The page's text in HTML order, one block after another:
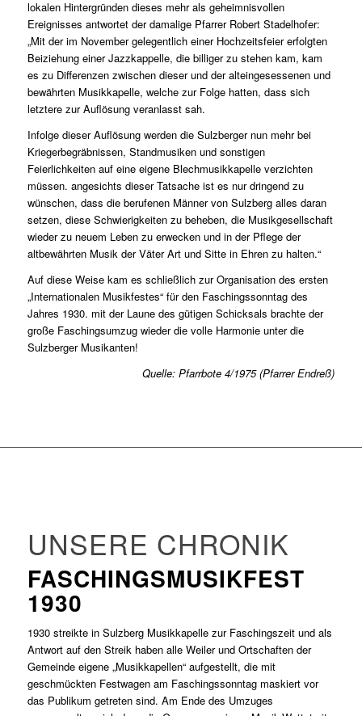
lokalen Hintergründen dieses mehr als geheimnisvollen
Ereignisses antwortet der damalige Pfarrer Robert Stadelhofer:
„Mit der im November gelegentlich einer Hochzeitsfeier erfolgten
Beiziehung einer Jazzkappelle, die billiger zu stehen kam, kam
es zu Differenzen zwischen dieser und der alteingesessenen und
bewährten Musikkapelle, welche zur Folge hatten, dass sich
letztere zur Auflösung veranlasst sah.
Infolge dieser Auflösung werden die Sulzberger nun mehr bei
Kriegerbegräbnissen, Standmusiken und sonstigen
Feierlichkeiten auf eine eigene Blechmusikkapelle verzichten
müssen. angesichts dieser Tatsache ist es nur dringend zu
wünschen, dass die berufenen Männer von Sulzberg alles daran
setzen, diese Schwierigkeiten zu beheben, die Musikgesellschaft
wieder zu neuem Leben zu erwecken und in der Pflege der
altbewährten Musik der Väter Art und Sitte in Ehren zu halten.“
Auf diese Weise kam es schließlich zur Organisation des ersten
„Internationalen Musikfestes“ für den Faschingssonntag des
Jahres 1930. mit der Laune des gütigen Schicksals brachte der
große Faschingsumzug wieder die volle Harmonie unter die
Sulzberger Musikanten!
Quelle: Pfarrbote 4/1975 (Pfarrer Endreß)
UNSERE CHRONIK
FASCHINGSMUSIKFEST
1930
1930 streikte in Sulzberg Musikkapelle zur Faschingszeit und als
Antwort auf den Streik haben alle Weiler und Ortschaften der
Gemeinde eigene „Musikkapellen“ aufgestellt, die mit
geschmückten Festwagen am Faschingssonntag maskiert vor
das Publikum getreten sind. Am Ende des Umzuges